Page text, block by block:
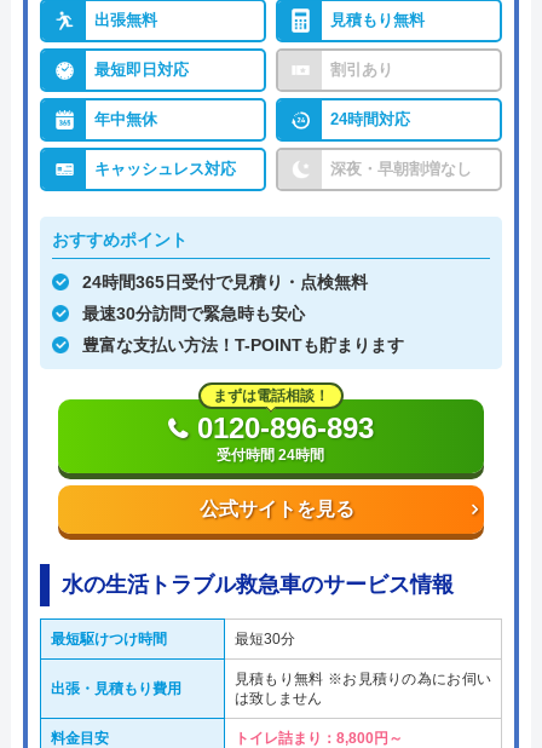
出張無料 見積もり無料
最短即日対応 割引あり
年中無休 24時間対応
キャッシュレス対応 深夜・早朝割増なし
おすすめポイント
24時間365日受付で見積り・点検無料
最速30分訪問で緊急時も安心
豊富な支払い方法！T-POINTも貯まります
公式サイトを見る
まずは電話相談！
0120-896-893
受付時間 24時間
水の生活トラブル救急車のサービス情報
最短駆けつけ時間 最短30分
出張・見積もり費用
見積もり無料 ※お見積りの為にお伺い
は致しません
料金目安 トイレ詰まり：8,800円～